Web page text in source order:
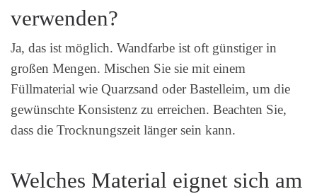
verwenden?
Ja, das ist möglich. Wandfarbe ist oft günstiger in
großen Mengen. Mischen Sie sie mit einem
Füllmaterial wie Quarzsand oder Bastelleim, um die
gewünschte Konsistenz zu erreichen. Beachten Sie,
dass die Trocknungszeit länger sein kann.
Welches Material eignet sich am